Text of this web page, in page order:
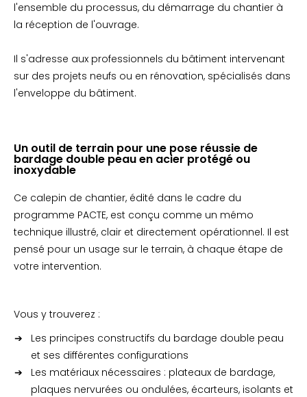
l'ensemble du processus, du démarrage du chantier à
la réception de l'ouvrage.
Il s'adresse aux professionnels du bâtiment intervenant
sur des projets neufs ou en rénovation, spécialisés dans
l'enveloppe du bâtiment.
Un outil de terrain pour une pose réussie de
bardage double peau en acier protégé ou
inoxydable
Ce calepin de chantier, édité dans le cadre du
programme PACTE, est conçu comme un mémo
technique illustré, clair et directement opérationnel. Il est
pensé pour un usage sur le terrain, à chaque étape de
votre intervention.
Vous y trouverez :
Les principes constructifs du bardage double peau
et ses différentes configurations
Les matériaux nécessaires : plateaux de bardage,
plaques nervurées ou ondulées, écarteurs, isolants et